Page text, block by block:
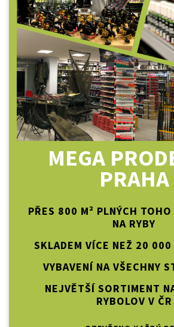
MEGA
PRAHA
PŘES 800 M² PLNÝCH
NA RYBY
SKLADEM VÍCE NEŽ 20
VYBAVENÍ NA VŠECHNY
NEJVĚTŠÍ SORTIMENT
RYBOLOV V ČR